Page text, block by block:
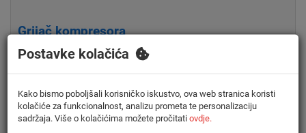
Grijač kompresora
ovaj grijač služi za zagrijavanje kompresora prilikom
pokretanja kako bi se riješili utjecaja vanjske hladnoće i
Timer
Postavke kolačića
Kako bismo poboljšali korisničko iskustvo, ova web stranica koristi
kolačiće za funkcionalnost, analizu prometa te personalizaciju
sadržaja. Više o kolačićima možete pročitati ovdje.